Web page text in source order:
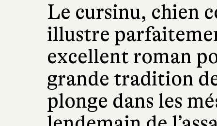
Le cursinu, chien
illustre
excellent roman
grande tradition
plonge dans les